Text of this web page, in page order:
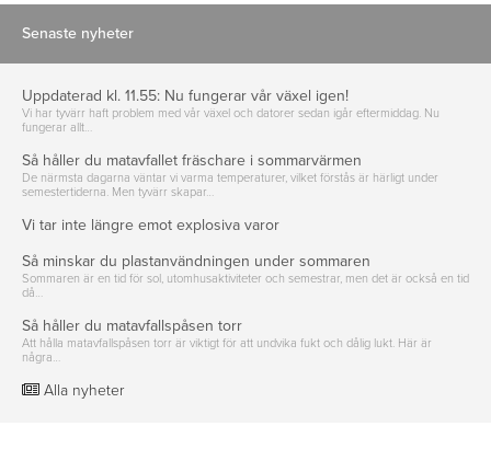
Senaste nyheter
Uppdaterad kl. 11.55: Nu fungerar vår växel igen!
Vi har tyvärr haft problem med vår växel och datorer sedan igår eftermiddag. Nu
fungerar allt…
Så håller du matavfallet fräschare i sommarvärmen
De närmsta dagarna väntar vi varma temperaturer, vilket förstås är härligt under
semestertiderna. Men tyvärr skapar…
Vi tar inte längre emot explosiva varor
Så minskar du plastanvändningen under sommaren
Sommaren är en tid för sol, utomhusaktiviteter och semestrar, men det är också en tid
då…
Så håller du matavfallspåsen torr
Att hålla matavfallspåsen torr är viktigt för att undvika fukt och dålig lukt. Här är
några…
Alla nyheter